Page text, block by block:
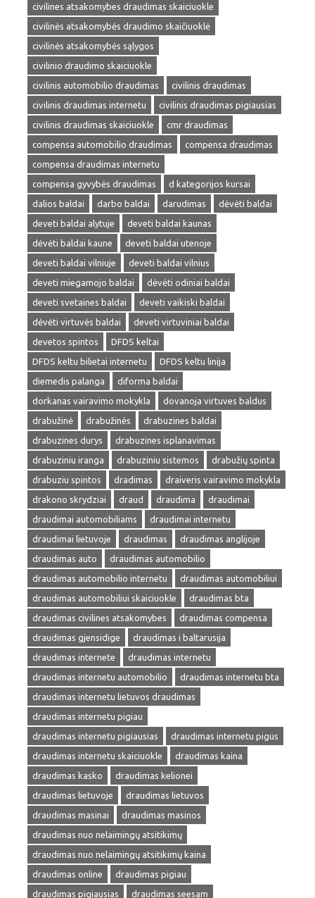
civilines atsakomybes draudimas skaiciuokle
civilinės atsakomybės draudimo skaičiuoklė
civilinės atsakomybės sąlygos
civilinio draudimo skaiciuokle
civilinis automobilio draudimas
civilinis draudimas
civilinis draudimas internetu
civilinis draudimas pigiausias
civilinis draudimas skaiciuokle
cmr draudimas
compensa automobilio draudimas
compensa draudimas
compensa draudimas internetu
compensa gyvybės draudimas
d kategorijos kursai
dalios baldai
darbo baldai darudimas
dėvėti baldai
deveti baldai alytuje
deveti baldai kaunas
dėvėti baldai kaune
deveti baldai utenoje
deveti baldai vilniuje
deveti baldai vilnius
deveti miegamojo baldai
dėvėti odiniai baldai
deveti svetaines baldai
deveti vaikiski baldai
dėvėti virtuvės baldai
deveti virtuviniai baldai
devetos spintos
DFDS keltai
DFDS keltu bilietai internetu
DFDS keltu linija
diemedis palanga
diforma baldai
dorkanas vairavimo mokykla
dovanoja virtuves baldus
drabužinė
drabužinės
drabuzines baldai
drabuzines durys
drabuzines isplanavimas
drabuziniu iranga
drabuziniu sistemos
drabužių spinta
drabuziu spintos
dradimas
draiveris vairavimo mokykla
drakono skrydziai
draud draudima
draudimai
draudimai automobiliams
draudimai internetu
draudimai lietuvoje
draudimas
draudimas anglijoje
draudimas auto
draudimas automobilio
draudimas automobilio internetu
draudimas automobiliui
draudimas automobiliui skaiciuokle
draudimas bta
draudimas civilines atsakomybes
draudimas compensa
draudimas gjensidige
draudimas i baltarusija
draudimas internete
draudimas internetu
draudimas internetu automobilio
draudimas internetu bta
draudimas internetu lietuvos draudimas
draudimas internetu pigiau
draudimas internetu pigiausias
draudimas internetu pigus
draudimas internetu skaiciuokle
draudimas kaina
draudimas kasko
draudimas kelionei
draudimas lietuvoje
draudimas lietuvos
draudimas masinai
draudimas masinos
draudimas nuo nelaimingų atsitikimų
draudimas nuo nelaimingų atsitikimų kaina
draudimas online
draudimas pigiau
draudimas pigiausias
draudimas seesam